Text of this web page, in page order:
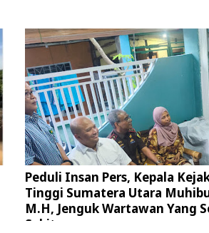
Peduli Insan Pers, Kepala
Tinggi Sumatera Utara
M.H, Jenguk Wartawan Yang
Sakit